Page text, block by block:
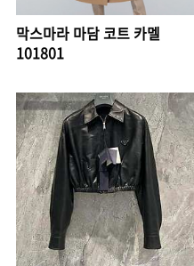
막스마라 마담 코트 카멜
101801